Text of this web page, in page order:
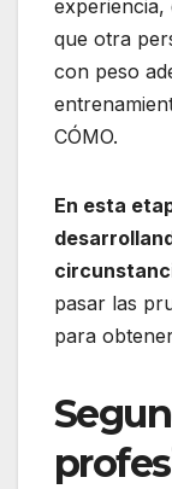
experiencia,
que otra
con peso
CÓMO.
En esta
pasar las
para